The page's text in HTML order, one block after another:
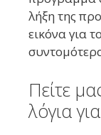
λήξη της
εικόνα για
Πείτε
λόγια